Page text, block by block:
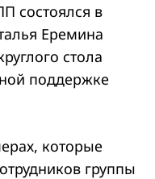
состоялся в
Еремина
стола
поддержке
которые
группы